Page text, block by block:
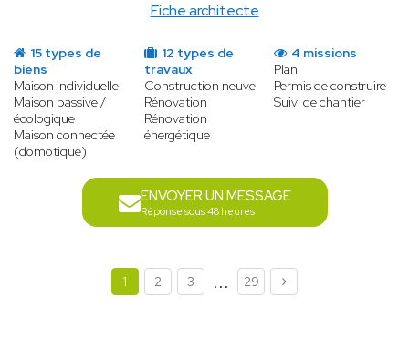
Fiche architecte
15 types de
biens
Maison individuelle
Maison passive /
écologique
Maison connectée
(domotique)
12 types de
travaux
Construction neuve
Rénovation
Rénovation
énergétique
4 missions
Plan
Permis de construire
Suivi de chantier
ENVOYER UN MESSAGE
Réponse sous 48 heures
1 2 3 ... 29